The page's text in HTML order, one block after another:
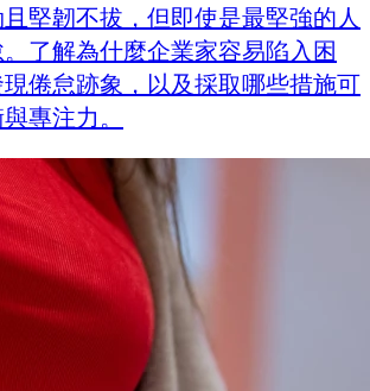
堅韌不拔，但即使是最堅強的人
了解為什麼企業家容易陷入困
倦怠跡象，以及採取哪些措施可
專注力。